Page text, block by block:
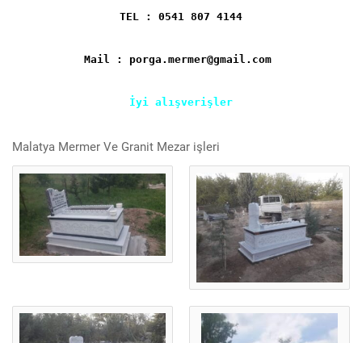
TEL : 0541 807 4144
Mail : porga.mermer@gmail.com
İyi alışverişler
Malatya Mermer Ve Granit Mezar işleri